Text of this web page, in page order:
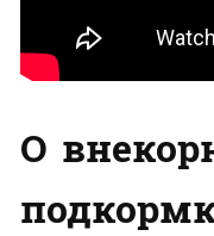
О